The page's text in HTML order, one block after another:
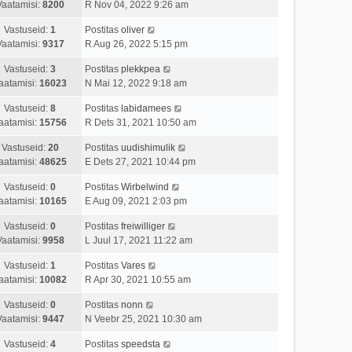
8200
R Nov 04, 2022 9:26 am
Vastuseid: 1
9317
Postitas oliver
R Aug 26, 2022 5:15 pm
Vastuseid: 3
16023
Postitas plekkpea
N Mai 12, 2022 9:18 am
Vastuseid: 8
15756
Postitas labidamees
R Dets 31, 2021 10:50 am
Vastuseid: 20
48625
Postitas uudishimulik
E Dets 27, 2021 10:44 pm
Vastuseid: 0
10165
Postitas Wirbelwind
E Aug 09, 2021 2:03 pm
Vastuseid: 0
9958
Postitas freiwilliger
L Juul 17, 2021 11:22 am
Vastuseid: 1
10082
Postitas Vares
R Apr 30, 2021 10:55 am
Vastuseid: 0
9447
Postitas nonn
N Veebr 25, 2021 10:30 am
Vastuseid: 4
Postitas speedsta